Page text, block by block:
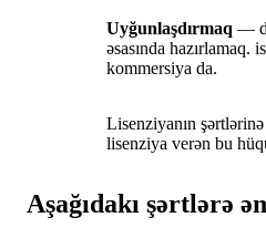
Uyğunlaşdırmaq —
əsasında hazırlamaq.
kommersiya da.
Lisenziyanın
lisenziya verən bu
Aşağıdakı şərtlərə